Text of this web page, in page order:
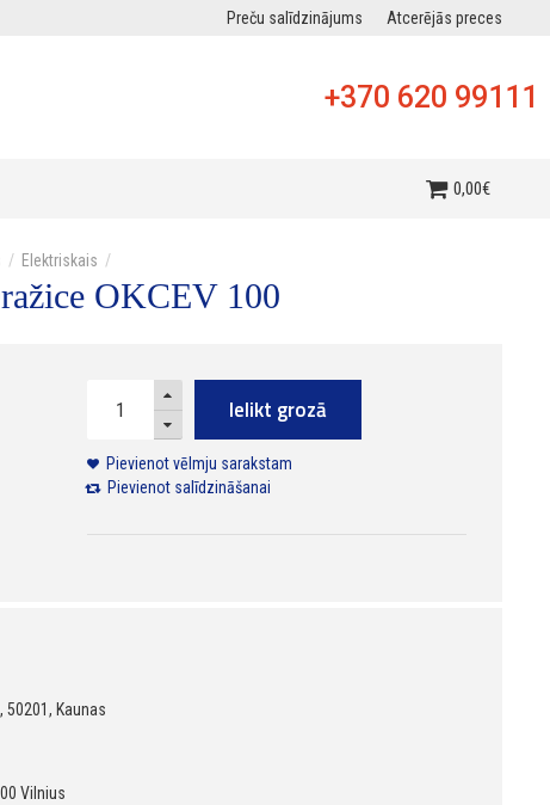
Preču salīdzinājums Atcerējās preces
+370 620 99111
0,00€
Elektriskais
OKCEV 100
Ielikt grozā
Pievienot vēlmju sarakstam
Pievienot salīdzināšanai
50201, Kaunas
Vilnius